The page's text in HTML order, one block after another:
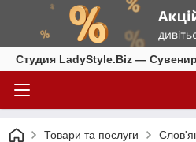
Студия LadyStyle.Biz —
Товари та послуги